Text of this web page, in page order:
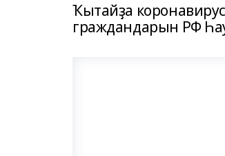
Ҡытайҙа
граждандарын РФ